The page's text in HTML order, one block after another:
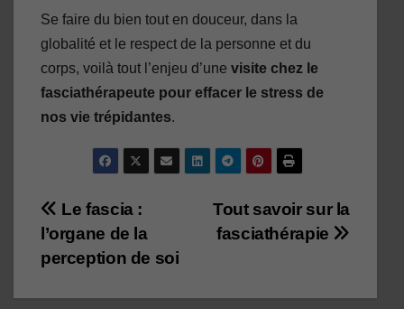
Se faire du bien tout en douceur, dans la
globalité et le respect de la personne et du
corps, voilà tout l’enjeu d’une visite chez le
fasciathérapeute pour effacer le stress de
nos vie trépidantes.
Navigation
de
l’article
Tout savoir sur la
fasciathérapie
Le fascia :
l’organe de la
perception de soi